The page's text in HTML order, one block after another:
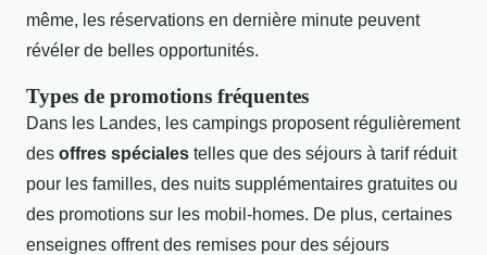
même, les réservations en dernière minute peuvent
révéler de belles opportunités.
Types de promotions fréquentes
Dans les Landes, les campings proposent régulièrement
des offres spéciales telles que des séjours à tarif réduit
pour les familles, des nuits supplémentaires gratuites ou
des promotions sur les mobil-homes. De plus, certaines
enseignes offrent des remises pour des séjours